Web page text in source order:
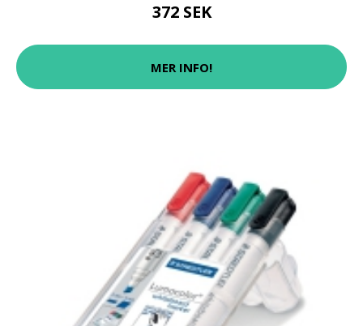
372 SEK
MER INFO!